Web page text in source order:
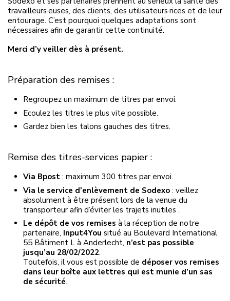
travailleurs·euses, des clients, des utilisateurs·rices et de leur
entourage. C’est pourquoi quelques adaptations sont
nécessaires afin de garantir cette continuité.
Merci d’y veiller dès à présent.
Préparation des remises :
Regroupez un maximum de titres par envoi.
Ecoulez les titres le plus vite possible.
Gardez bien les talons gauches des titres.
Remise des titres-services papier :
Via Bpost : maximum 300 titres par envoi.
Via le service d'enlèvement de Sodexo : veillez
absolument à être présent lors de la venue du
transporteur afin d’éviter les trajets inutiles .
Le dépôt de vos remises à la réception de notre
partenaire, Input4You situé au Boulevard International
55 Bâtiment L à Anderlecht, n’est pas possible
jusqu’au 28/02/2022.
Toutefois, il vous est possible de déposer vos remises
dans leur boîte aux lettres qui est munie d’un sas
de sécurité.